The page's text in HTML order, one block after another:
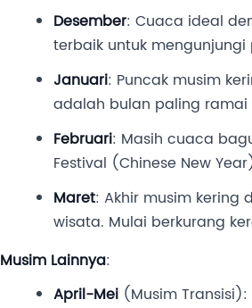
Desember: Cuaca ideal
terbaik untuk
Januari: Puncak musim
adalah bulan paling ramai
Februari: Masih cuaca
Festival (Chinese New
Maret: Akhir musim kering
wisata. Mulai berkurang
Musim Lainnya:
April-Mei (Musim